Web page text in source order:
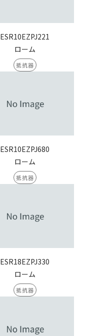
ESR10EZPJ221
ローム
抵抗器
ESR10EZPJ680
ローム
抵抗器
ESR18EZPJ330
ローム
抵抗器